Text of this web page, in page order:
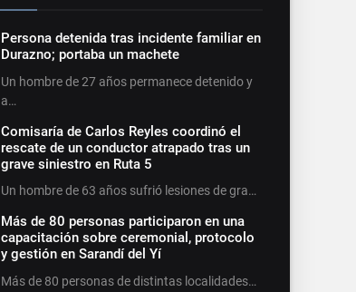
Persona detenida tras incidente familiar en
Durazno; portaba un machete
Un hombre de 27 años permanece detenido y
a…
Comisaría de Carlos Reyles coordinó el
rescate de un conductor atrapado tras un
grave siniestro en Ruta 5
Un hombre de 63 años sufrió lesiones de gra…
Más de 80 personas participaron en una
capacitación sobre ceremonial, protocolo
y gestión en Sarandí del Yí
Más de 80 personas de distintas localidades…